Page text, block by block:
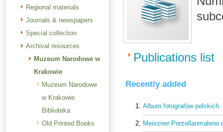
Regional materials
Journals & newspapers
Special collection
Archival resources
Muzeum Narodowe w
Krakowie
Muzeum Narodowe
w Krakowie.
Biblioteka
Old Printed Books
Publications list
Recently added
Album fotografów polskich.
Meissner Porzellanmalerei